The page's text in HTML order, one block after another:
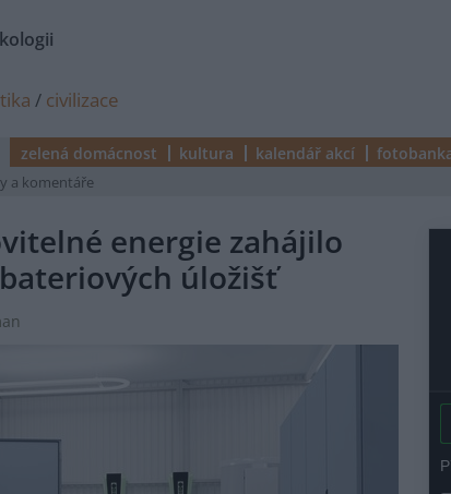
/ civilizace
zelená domácnost kultura kalendář akcí
a komentáře
energie zahájilo
úložišť